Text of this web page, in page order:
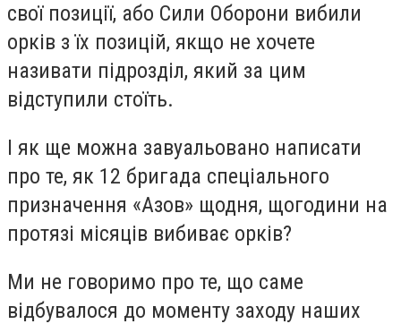
свої позиції, або Сили Оборони вибили
орків з їх позицій, якщо не хочете
називати підрозділ, який за цим
відступили стоїть.
І як ще можна завуальовано написати
про те, як 12 бригада спеціального
призначення «Азов» щодня, щогодини на
протязі місяців вибиває орків?
Ми не говоримо про те, що саме
відбувалося до моменту заходу наших